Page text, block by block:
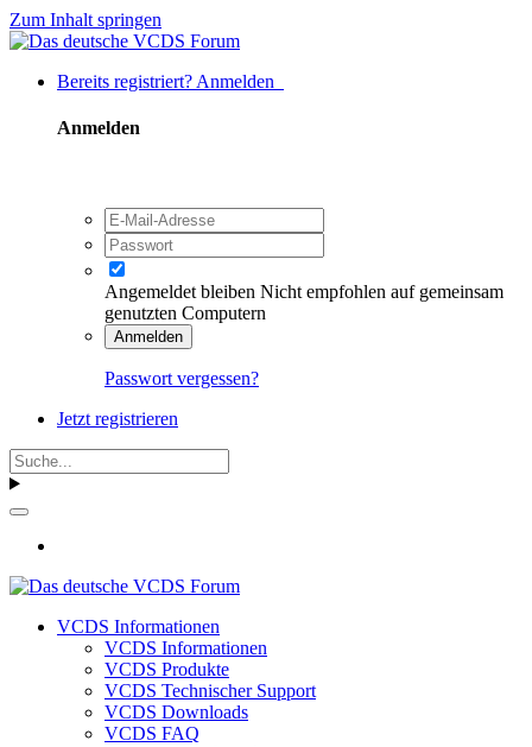
Zum Inhalt springen
Bereits registriert? Anmelden
Anmelden
Angemeldet bleiben Nicht empfohlen auf gemeinsam
genutzten Computern
Anmelden
Passwort vergessen?
Jetzt registrieren
VCDS Informationen
VCDS Informationen
VCDS Produkte
VCDS Technischer Support
VCDS Downloads
VCDS FAQ